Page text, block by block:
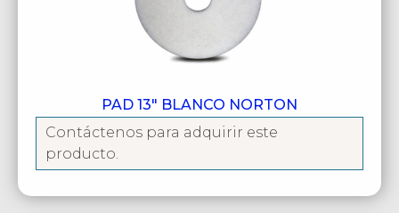
PAD 13″ BLANCO NORTON
Contáctenos para adquirir este
producto.